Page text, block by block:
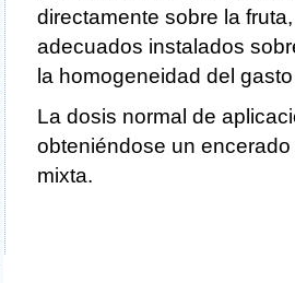
directamente sobre la
adecuados instalados
la homogeneidad del
La dosis normal de
obteniéndose un
mixta.